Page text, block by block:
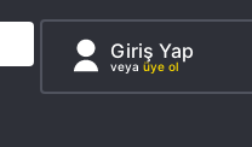
Giriş Yap
veya üye ol